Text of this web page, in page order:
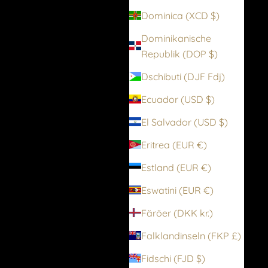
Dominica (XCD $)
Dominikanische
Republik (DOP $)
Dschibuti (DJF Fdj)
Ecuador (USD $)
El Salvador (USD $)
Eritrea (EUR €)
Estland (EUR €)
Eswatini (EUR €)
Färöer (DKK kr.)
Falklandinseln (FKP £)
Fidschi (FJD $)